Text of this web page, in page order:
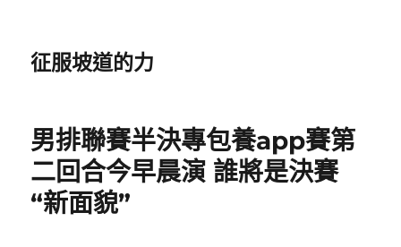
征服坡道的力
男排聯賽半決專包養app賽第
二回合今早晨演 誰將是決賽
“新面貌”